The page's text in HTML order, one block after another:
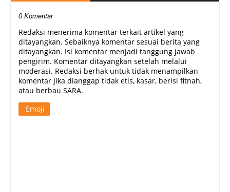
0 Komentar
Redaksi menerima komentar terkait artikel yang
ditayangkan. Sebaiknya komentar sesuai berita yang
ditayangkan. Isi komentar menjadi tanggung jawab
pengirim. Komentar ditayangkan setelah melalui
moderasi. Redaksi berhak untuk tidak menampilkan
komentar jika dianggap tidak etis, kasar, berisi fitnah,
atau berbau SARA.
Emoji